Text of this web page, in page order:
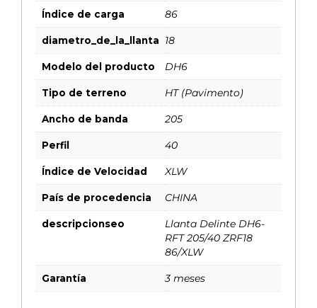
Índice de carga 86
diametro_de_la_llanta 18
Modelo del producto DH6
Tipo de terreno HT (Pavimento)
Ancho de banda 205
Perfil 40
Índice de Velocidad XLW
País de procedencia CHINA
descripcionseo
Llanta Delinte DH6-
RFT 205/40 ZRF18
86/XLW
Garantía 3 meses